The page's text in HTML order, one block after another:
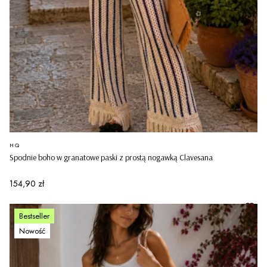
Spodnie boho w granatowe paski z prostą nogawką Clavesana
PRODUCENT
HQ
Cena
154,90 zł
Bestseller
Nowość